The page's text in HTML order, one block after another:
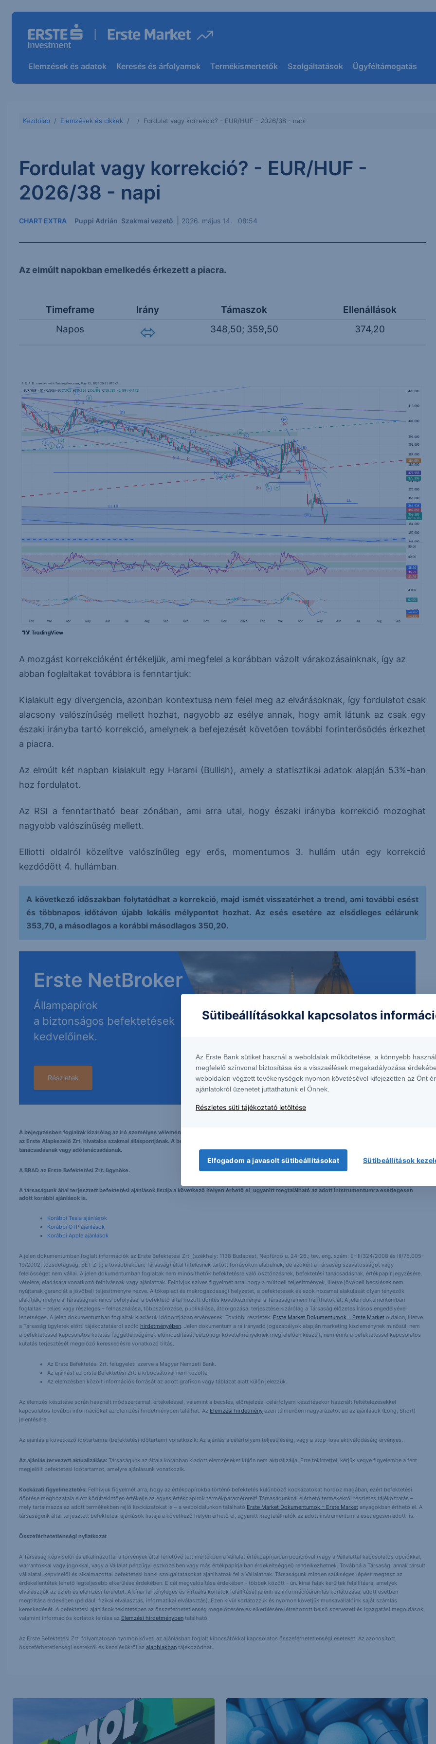
Elemzések és adatok Keresés és árfolyamok Termékismertetők Szolgáltatások Ügyféltámogatás
Kezdőlap Elemzések és cikkek Fordulat vagy korrekció? - EUR/HUF - 2026/38 - napi
Fordulat vagy korrekció? - EUR/HUF -
2026/38 - napi
CHART EXTRA Puppi Adrián Szakmai vezető 2026. május 14. 08:54
Az elmúlt napokban emelkedés érkezett a piacra.
Timeframe Irány Támaszok
Ellenállások
Napos
348,50; 359,50 374,20
A mozgást korrekcióként értékeljük, ami megfelel a korábban vázolt várakozásainknak, így az
abban foglaltakat továbbra is fenntartjuk:
Kialakult egy divergencia, azonban kontextusa nem felel meg az elvárásoknak, így fordulatot csak
alacsony valószínűség mellett hozhat, nagyobb az esélye annak, hogy amit látunk az csak egy
északi irányba tartó korrekció, amelynek a befejezését követően további forinterősödés érkezhet
a piacra.
Az elmúlt két napban kialakult egy Harami (Bullish), amely a statisztikai adatok alapján 53%-ban
hoz fordulatot.
Az RSI a fenntartható bear zónában, ami arra utal, hogy északi irányba korrekció mozoghat
nagyobb valószínűség mellett.
Elliotti oldalról közelítve valószínűleg egy erős, momentumos 3. hullám után egy korrekció
kezdődött 4. hullámban.
A következő időszakban folytatódhat a korrekció, majd ismét visszatérhet a trend, ami további esést
és többnapos időtávon újabb lokális mélypontot hozhat. Az esés esetére az elsődleges célárunk
353,70, a másodlagos a korábbi másodlagos 350,20.
Erste NetBroker
Állampapírok
a biztonságos befektetések
kedvelőinek.
Részletek
A bejegyzésben foglaltak kizárólag az író személyes véleményét tükrözik és nem tekinthetőek az Erste Bank Hungary Zrt., az Erste Befektetési Zrt. vagy
az Erste Alapkezelő Zrt. hivatalos szakmai álláspontjának. A bejegyzés tartalma nem minősül befektetési ajánlatnak, ajánlattételi felhívásnak, befektetési
tanácsadásnak vagy adótanácsadásnak.
A BRAD az Erste Befektetési Zrt. ügynöke.
A társaságunk által terjesztett befektetési ajánlások listája a következő helyen érhető el, ugyanitt megtalálható az adott intstrumentumra esetlegesen
adott korábbi ajánlások is.
Korábbi Tesla ajánlások
Korábbi OTP ajánlások
Korábbi Apple ajánlások
A jelen dokumentumban foglalt információk az Erste Befektetési Zrt. (székhely: 1138 Budapest, Népfürdő u. 24-26.; tev. eng. szám: E-III/324/2008 és III/75.005-
19/2002; tőzsdetagság: BÉT Zrt.; a továbbiakban: Társaság) által hitelesnek tartott forrásokon alapulnak, de azokért a Társaság szavatosságot vagy
felelősséget nem vállal. A jelen dokumentumban foglaltak nem minősíthetők befektetésre való ösztönzésnek, befektetési tanácsadásnak, értékpapír jegyzésére,
vételére, eladására vonatkozó felhívásnak vagy ajánlatnak. Felhívjuk szíves figyelmét arra, hogy a múltbeli teljesítmények, illetve jövőbeli becslések nem
nyújtanak garanciát a jövőbeli teljesítményre nézve. A tőkepiaci és makrogazdasági helyzetet, a befektetések és azok hozamai alakulását olyan tényezők
alakítják, melyre a Társaságnak nincs befolyása, a befektető által hozott döntés következményei a Társaságra nem háríthatók át. A jelen dokumentumban
foglaltak – teljes vagy részleges – felhasználása, többszörözése, publikálása, átdolgozása, terjesztése kizárólag a Társaság előzetes írásos engedélyével
lehetséges. A jelen dokumentumban foglaltak kiadásuk időpontjában érvényesek. További részletek: Erste Market Dokumentumok – Erste Marketoldalon, illetve
a Társaság ügyletek előtti tájékoztatásról szóló hirdetményében. Jelen dokumentum a rá irányadó jogszabályok alapján marketing közleménynek minősül, nem
a befektetéssel kapcsolatos kutatás függetlenségének előmozdítását célzó jogi követelményeknek megfelelően készült, nem érinti a befektetéssel kapcsolatos
kutatás terjesztését megelőző kereskedésre vonatkozó tiltás.
Az Erste Befektetési Zrt. felügyeleti szerve a Magyar Nemzeti Bank.
Az ajánlást az Erste Befektetési Zrt. a kibocsátóval nem közölte.
Az elemzésben közölt információk forrását az adott grafikon vagy táblázat alatt külön jelezzük.
Az elemzés készítése során használt módszertannal, értékeléssel, valamint a becslés, előrejelzés, célárfolyam készítésekor használt feltételezésekkel
kapcsolatos további információkat az Elemzési hirdetményben találhat. Az Elemzési hirdetményezen túlmenően magyarázatot ad az ajánlások (Long, Short)
jelentésére.
Az ajánlás a következő időtartamra (befektetési időtartam) vonatkozik: Az ajánlás a célárfolyam teljesüléséig, vagy a stop-loss aktiválódásáig érvényes.
Az ajánlás tervezett aktualizálása:Társaságunk az általa korábban kiadott elemzéseket külön nem aktualizálja. Erre tekintettel, kérjük vegye figyelembe a fent
megjelölt befektetési időtartamot, amelyre ajánlásunk vonatkozik.
Kockázati figyelmeztetés:Felhívjuk figyelmét arra, hogy az értékpapírokba történő befektetés különböző kockázatokat hordoz magában, ezért befektetési
döntése meghozatala előtt körültekintően értékelje az egyes értékpapírok termékparamétereit! Társaságunknál elérhető termékekről részletes tájékoztatás –
mely tartalmazza az adott termékekben rejlő kockázatokat is – a weboldalunkon található Erste Market Dokumentumok – Erste Marketanyagokban érthető el. A
társaságunk által terjesztett befektetési ajánlások listája a következő helyen érhető el, ugyanitt megtalálhatók az adott instrumentumra esetlegesen adott is.
Összeférhetetlenségi nyilatkozat
A Társaság képviselői és alkalmazottai a törvények által lehetővé tett mértékben a Vállalat értékpapírjaiban pozícióval (vagy a Vállalattal kapcsolatos opciókkal,
warrantokkal vagy jogokkal, vagy a Vállalat pénzügyi eszközeiben vagy más értékpapírjaiban érdekeltséggel) rendelkezhetnek. Továbbá a Társaság, annak társult
vállalatai, képviselői és alkalmazottai befektetési banki szolgáltatásokat ajánlhatnak fel a Vállalatnak. Társaságunk minden szükséges lépést megtesz az
érdekellentétek lehető legteljesebb elkerülése érdekében. E cél megvalósítása érdekében - többek között - ún. kínai falak kerültek felállításra, amelyek
elválasztják az üzleti és elemzési területet. A kínai fal tényleges és virtuális korlátok felállítását jelenti az információáramlás korlátozása, adott esetben
megtiltása érdekében (például: fizikai elválasztás, informatikai elválasztás). Ezen kívül korlátozzuk és nyomon követjük munkavállalóink saját számlás
kereskedését. A befektetési ajánlások tekintetében az összeférhetetlenség megelőzésére és elkerülésére létrehozott belső szervezeti és igazgatási megoldások,
valamint információs korlátok leírása az Elemzési hirdetménybentalálható.
Az Erste Befektetési Zrt. folyamatosan nyomon követi az ajánlásban foglalt kibocsátókkal kapcsolatos összeférhetetlenségi eseteket. Az azonosított
összeférhetetlenségi esetekről és kezelésükről az alábbiakbantájékozódhat.
Sütibeállításokkal kapcsolatos
Az Erste Bank sütiket használ a weboldalak működtetése, a könnyebb
megfelelő színvonal biztosítása és a visszaélések megakadályozása
weboldalon végzett tevékenységek nyomon követésével kifejezetten az Önt
ajánlatokról üzenetet juttathatunk el Önnek.
Részletes süti tájékoztató letöltése
Elfogadom a javasolt sütibeállításokat Sütibeállítások